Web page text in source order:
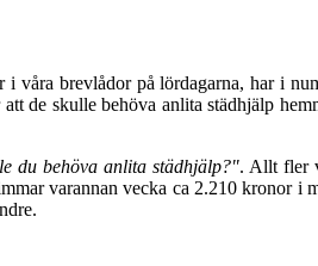
i våra brevlådor på lördagarna, har i
de skulle behöva anlita städhjälp
du behöva anlita städhjälp?". Allt fler
varannan vecka ca 2.210 kronor i